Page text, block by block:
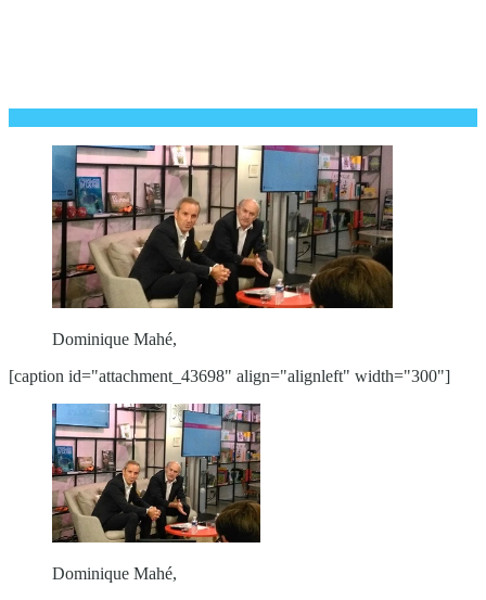
Dominique Mahé,
[caption id="attachment_43698" align="alignleft" width="300"]
Dominique Mahé,